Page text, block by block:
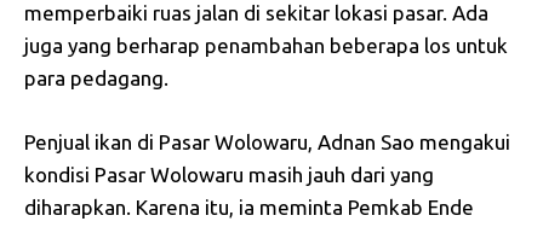
memperbaiki ruas jalan di sekitar lokasi pasar. Ada
juga yang berharap penambahan beberapa los untuk
para pedagang.
Penjual ikan di Pasar Wolowaru, Adnan Sao mengakui
kondisi Pasar Wolowaru masih jauh dari yang
diharapkan. Karena itu, ia meminta Pemkab Ende